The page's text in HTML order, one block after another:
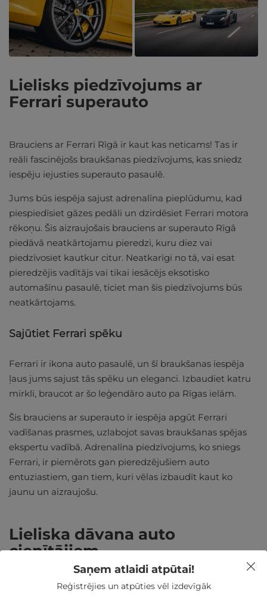
Lielisks piedzīvojums ar
Ferrari superauto
Brauciens ar Ferrari Rīgā ir kaut kas neticams! Tas ir
reāli fascinējošs braukšanas piedzīvojums, kas sniedz
iespēju iejusties superauto pasaulē.
Jums būs iespēja sajust adrenalīna pieplūdumu, kad
piespiedīsiet gāzes pedāli un dzirdēsiet Ferrari motora
rēkoņu. Šis aizraujošais brauciens ar superauto Rīgā
piedāvā neatkārtojamu pieredzi, kuru diez vai
piedzīvosiet kautkur citur. Neatkarīgi no tā, vai esat
pieredzējis vadītājs vai tikai iesācējs eksotisko
automašīnu pasaulē, ticiet man šis piedzīvojums būs
neatkārtojams.
Sajūtiet Ferrari spēku
Ferrari ir ikona auto pasaulē, un šī braukšanas iespēja
ļaus jums sajust tās spēku un eleganci. Izbaudiet katru
mirkli, braucot ar šo leģendāro auto pa Rīgas ielām.
Šis brauciens ar superauto ir iespēja apgūt Ferrari
vadīšanas prasmes, uzlabojot savas braukšanas spējas
ekspertu vadībā. Adrenalīna piedzīvojums, ko sniegs
Ferrari, ir piemērots gan pieredzējušiem auto
entuziastiem, gan tiem, kuri vēlas izbaudīt kaut ko
jaunu un aizraujošu.
Lieliska dāvana auto
cienītājiem
Saņem atlaidi atpūtai!
Reģistrējies un atpūties vēl izdevīgāk